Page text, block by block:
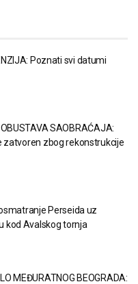
Poznati svi datumi
SAOBRAĆAJA:
zatvoren zbog rekonstrukcije
Perseida uz
kod Avalskog tornja
MEĐURATNOG BEOGRADA: